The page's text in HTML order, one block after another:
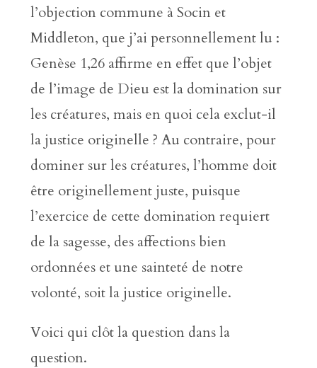
l’objection commune à Socin et
Middleton, que j’ai personnellement lu :
Genèse 1,26 affirme en effet que l’objet
de l’image de Dieu est la domination sur
les créatures, mais en quoi cela exclut-il
la justice originelle ? Au contraire, pour
dominer sur les créatures, l’homme doit
être originellement juste, puisque
l’exercice de cette domination requiert
de la sagesse, des affections bien
ordonnées et une sainteté de notre
volonté, soit la justice originelle.
Voici qui clôt la question dans la
question.